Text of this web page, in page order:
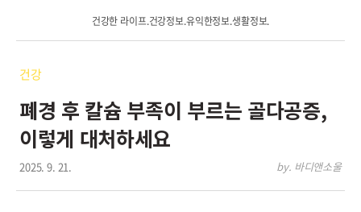
건강한 라이프.건강정보.유익한정보.생활정보.
건강
폐경 후 칼슘 부족이 부르는 골다공증,
이렇게 대처하세요
2025. 9. 21. by. 바디앤소울